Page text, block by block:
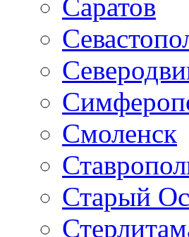
Саратов
Смоленск
Старый